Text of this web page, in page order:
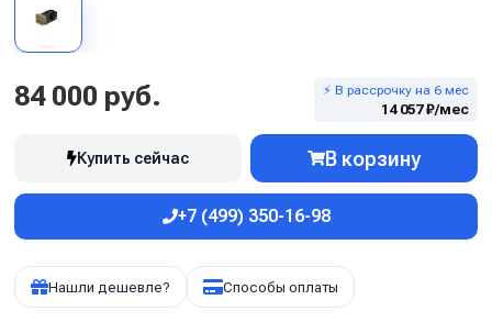
84 000 руб. ⚡ В рассрочку на 6 мес
14 057 ₽/мес
Купить сейчас В корзину
+7 (499) 350-16-98
Нашли дешевле? Способы оплаты